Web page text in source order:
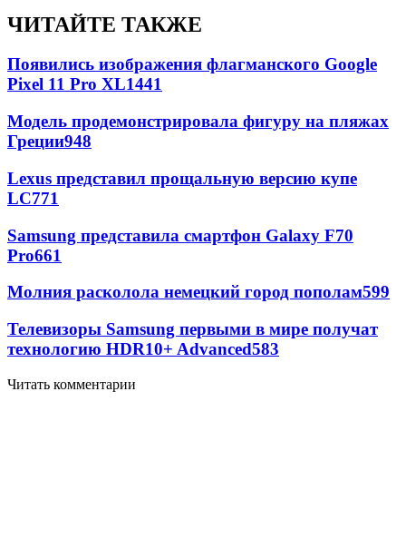
ЧИТАЙТЕ ТАКЖЕ
Появились изображения флагманского Google
Pixel 11 Pro XL1441
Модель продемонстрировала фигуру на пляжах
Греции948
Lexus представил прощальную версию купе
LC771
Samsung представила смартфон Galaxy F70
Pro661
Молния расколола немецкий город пополам599
Телевизоры Samsung первыми в мире получат
технологию HDR10+ Advanced583
Читать комментарии